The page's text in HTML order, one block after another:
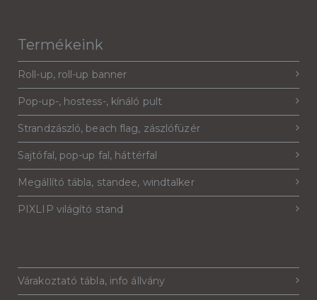
Termékeink
Roll-up, roll-up banner
Pop-up-, hostess-, kínáló pult
Strandzászló, beach flag, zászlófüzér
Sajtófal, pop-up fal, háttérfal
Megállító tábla, standee, windtalker
PIXLIP világító stand
Várakoztató tábla, info állvány